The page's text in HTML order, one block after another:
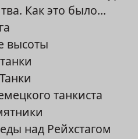
Как это было...
высоты
танкиста
над Рейхстагом